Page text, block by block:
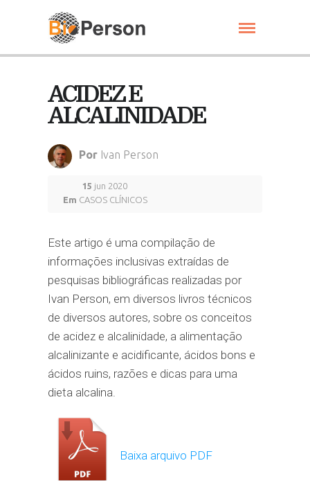
ACIDEZ E
ALCALINIDADE
Por Ivan Person
15 jun 2020
Em CASOS CLÍNICOS
Este artigo é uma compilação de
informações inclusivas extraídas de
pesquisas bibliográficas realizadas por
Ivan Person, em diversos livros técnicos
de diversos autores, sobre os conceitos
de acidez e alcalinidade, a alimentação
alcalinizante e acidificante, ácidos bons e
ácidos ruins, razões e dicas para uma
dieta alcalina.
Baixa arquivo PDF